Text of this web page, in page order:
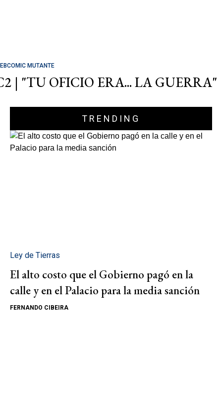
MUTANTE
| "TU OFICIO ERA... LA GUERRA"
TRENDING
Ley de Tierras
El alto costo que el Gobierno pagó en la
calle y en el Palacio para la media sanción
FERNANDO CIBEIRA